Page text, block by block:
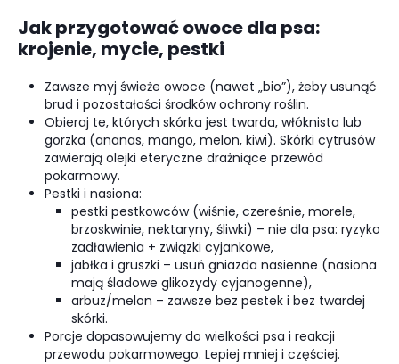
Jak przygotować owoce dla psa:
krojenie, mycie, pestki
Zawsze myj świeże owoce (nawet „bio”), żeby usunąć
brud i pozostałości środków ochrony roślin.
Obieraj te, których skórka jest twarda, włóknista lub
gorzka (ananas, mango, melon, kiwi). Skórki cytrusów
zawierają olejki eteryczne drażniące przewód
pokarmowy.
Pestki i nasiona:
pestki pestkowców (wiśnie, czereśnie, morele,
brzoskwinie, nektaryny, śliwki) – nie dla psa: ryzyko
zadławienia + związki cyjankowe,
jabłka i gruszki – usuń gniazda nasienne (nasiona
mają śladowe glikozydy cyjanogenne),
arbuz/melon – zawsze bez pestek i bez twardej
skórki.
Porcje dopasowujemy do wielkości psa i reakcji
przewodu pokarmowego. Lepiej mniej i częściej.